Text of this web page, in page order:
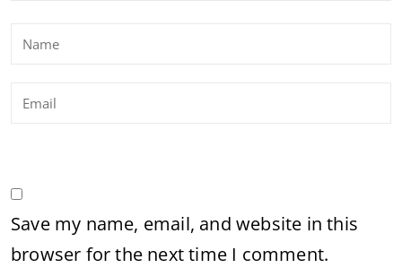
Save my name, email, and website in this
browser for the next time I comment.